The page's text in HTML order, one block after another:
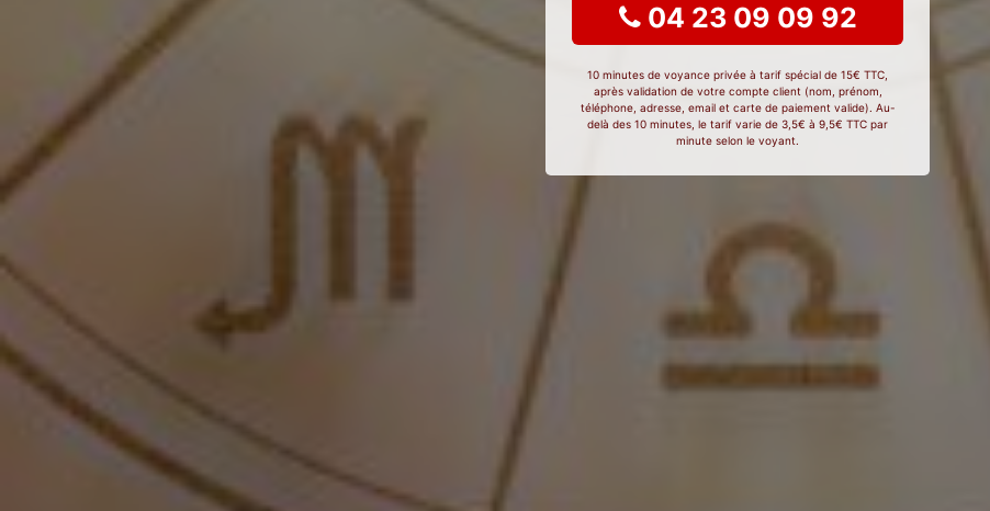
04 23 09 09 92
10 minutes de voyance privée à tarif spécial de 15€ TTC,
après validation de votre compte client (nom, prénom,
téléphone, adresse, email et carte de paiement valide). Au-
delà des 10 minutes, le tarif varie de 3,5€ à 9,5€ TTC par
minute selon le voyant.